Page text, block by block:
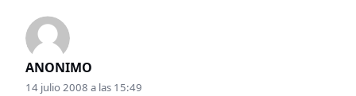
ANONIMO
14 julio 2008 a las 15:49